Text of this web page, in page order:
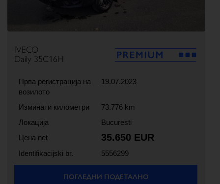
IVECO
Daily 35C16H
Прва регистрација на
возилото
19.07.2023
Изминати километри
73.776 km
Локација
Bucuresti
Цена net
35.650 EUR
Identifikacijski br. 5556299
ПОГЛЕДНИ ПОДЕТАЛНО